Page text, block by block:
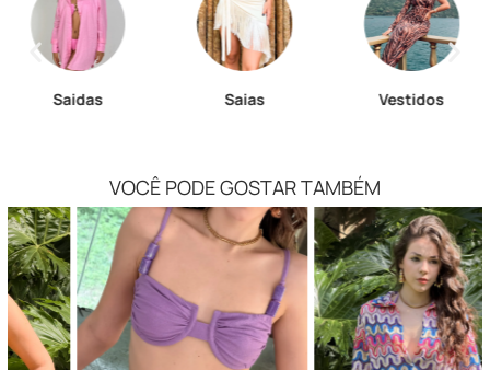
Saidas Saias Vestidos
VOCÊ PODE GOSTAR TAMBÉM